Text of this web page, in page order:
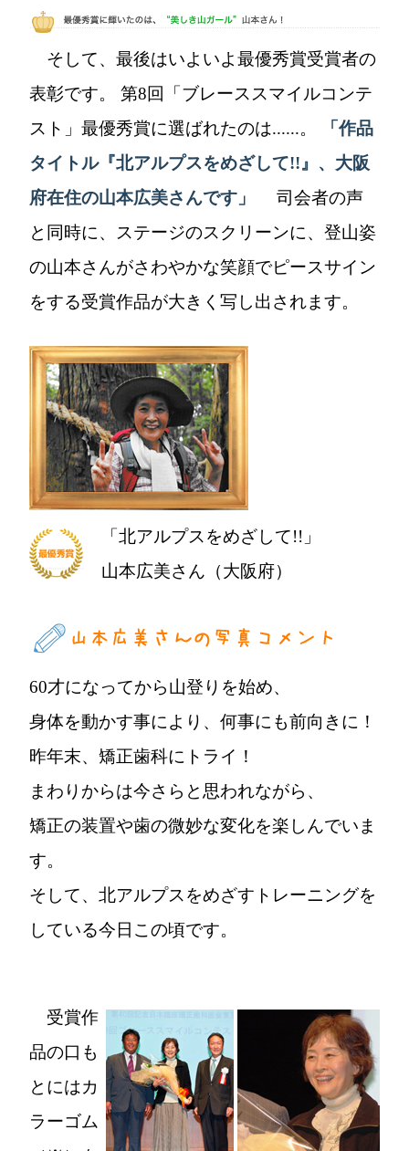
そして、最後はいよいよ最優秀賞受賞者の
表彰です。 第8回「ブレーススマイルコンテ
スト」最優秀賞に選ばれたのは......。
「作品
タイトル『北アルプスをめざして!!』、大阪
府在住の山本広美さんです」
司会者の声
と同時に、ステージのスクリーンに、登山姿
の山本さんがさわやかな笑顔でピースサイン
をする受賞作品が大きく写し出されます。
「北アルプスをめざして!!」
山本広美さん（大阪府）
60才になってから山登りを始め、
身体を動かす事により、何事にも前向きに！
昨年末、矯正歯科にトライ！
まわりからは今さらと思われながら、
矯正の装置や歯の微妙な変化を楽しんでいま
す。
そして、北アルプスをめざすトレーニングを
している今日この頃です。
受賞作
品の口も
とにはカ
ラーゴム